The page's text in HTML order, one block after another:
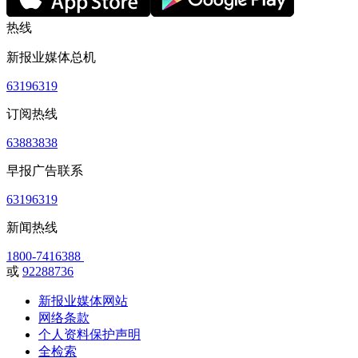
热线
新报业媒体总机
63196319
订阅热线
63883838
早报广告联系
63196319
新闻热线
1800-7416388
或 92288736
新报业媒体网站
网络条款
个人资料保护声明
全检索